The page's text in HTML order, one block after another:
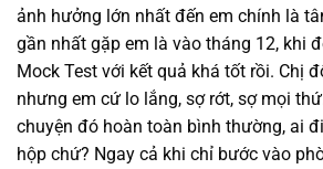
ảnh hưởng lớn nhất đến em chính là
gần nhất gặp em là vào tháng 12, khi
Mock Test với kết quả khá tốt rồi. Chị
nhưng em cứ lo lắng, sợ rớt, sợ mọi
chuyện đó hoàn toàn bình thường, ai
hộp chứ? Ngay cả khi chỉ bước vào